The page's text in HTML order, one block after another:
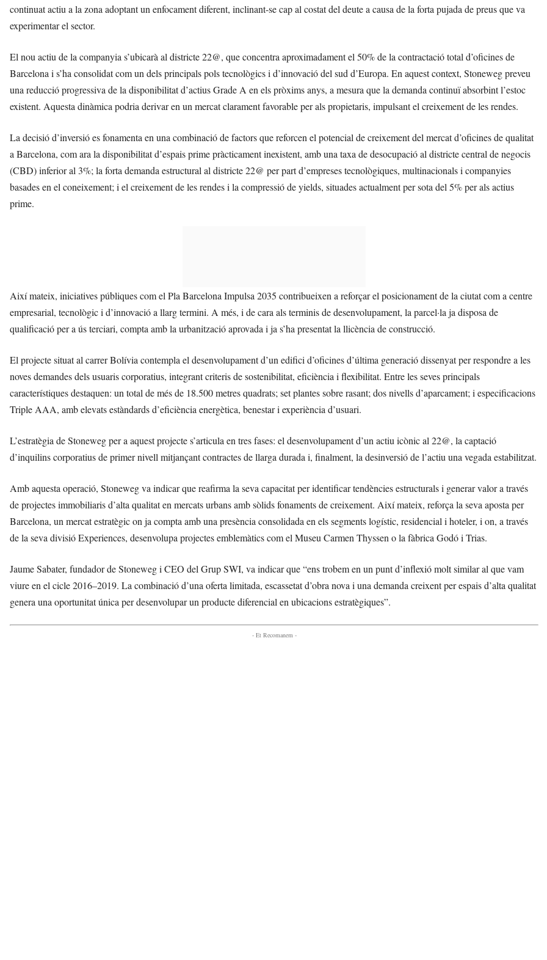
continuat actiu a la zona adoptant un enfocament diferent, inclinant-se cap al costat del deute a causa de la forta pujada de preus que va
experimentar el sector.
El nou actiu de la companyia s’ubicarà al districte 22@, que concentra aproximadament el 50% de la contractació total d’oficines de
Barcelona i s’ha consolidat com un dels principals pols tecnològics i d’innovació del sud d’Europa. En aquest context, Stoneweg preveu
una reducció progressiva de la disponibilitat d’actius Grade A en els pròxims anys, a mesura que la demanda continuï absorbint l’estoc
existent. Aquesta dinàmica podria derivar en un mercat clarament favorable per als propietaris, impulsant el creixement de les rendes.
La decisió d’inversió es fonamenta en una combinació de factors que reforcen el potencial de creixement del mercat d’oficines de qualitat
a Barcelona, com ara la disponibilitat d’espais prime pràcticament inexistent, amb una taxa de desocupació al districte central de negocis
(CBD) inferior al 3%; la forta demanda estructural al districte 22@ per part d’empreses tecnològiques, multinacionals i companyies
basades en el coneixement; i el creixement de les rendes i la compressió de yields, situades actualment per sota del 5% per als actius
prime.
Així mateix, iniciatives públiques com el Pla Barcelona Impulsa 2035 contribueixen a reforçar el posicionament de la ciutat com a centre
empresarial, tecnològic i d’innovació a llarg termini. A més, i de cara als terminis de desenvolupament, la parcel·la ja disposa de
qualificació per a ús terciari, compta amb la urbanització aprovada i ja s’ha presentat la llicència de construcció.
El projecte situat al carrer Bolívia contempla el desenvolupament d’un edifici d’oficines d’última generació dissenyat per respondre a les
noves demandes dels usuaris corporatius, integrant criteris de sostenibilitat, eficiència i flexibilitat. Entre les seves principals
característiques destaquen: un total de més de 18.500 metres quadrats; set plantes sobre rasant; dos nivells d’aparcament; i especificacions
Triple AAA, amb elevats estàndards d’eficiència energètica, benestar i experiència d’usuari.
L’estratègia de Stoneweg per a aquest projecte s’articula en tres fases: el desenvolupament d’un actiu icònic al 22@, la captació
d’inquilins corporatius de primer nivell mitjançant contractes de llarga durada i, finalment, la desinversió de l’actiu una vegada estabilitzat.
Amb aquesta operació, Stoneweg va indicar que reafirma la seva capacitat per identificar tendències estructurals i generar valor a través
de projectes immobiliaris d’alta qualitat en mercats urbans amb sòlids fonaments de creixement. Així mateix, reforça la seva aposta per
Barcelona, un mercat estratègic on ja compta amb una presència consolidada en els segments logístic, residencial i hoteler, i on, a través
de la seva divisió Experiences, desenvolupa projectes emblemàtics com el Museu Carmen Thyssen o la fàbrica Godó i Trias.
Jaume Sabater, fundador de Stoneweg i CEO del Grup SWI, va indicar que “ens trobem en un punt d’inflexió molt similar al que vam
viure en el cicle 2016–2019. La combinació d’una oferta limitada, escassetat d’obra nova i una demanda creixent per espais d’alta qualitat
genera una oportunitat única per desenvolupar un producte diferencial en ubicacions estratègiques”.
- Et Recomanem -